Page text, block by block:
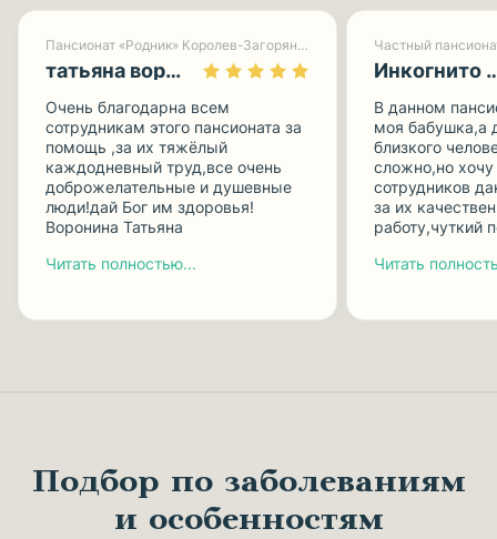
Пансионат «Родник» Королев-Загорянский
татьяна воронина
Очень благодарна всем
сотрудникам этого пансионата за
помощь ,за их тяжёлый
каждодневный труд,все очень
доброжелательные и душевные
люди!дай Бог им здоровья!
Воронина Татьяна
Читать полностью...
Частный
В данном
моя бабушка,а
близкого
сложно,но хочу
сотрудников
за их
работу,чуткий
Читать
Подбор по заболеваниям
и особенностям